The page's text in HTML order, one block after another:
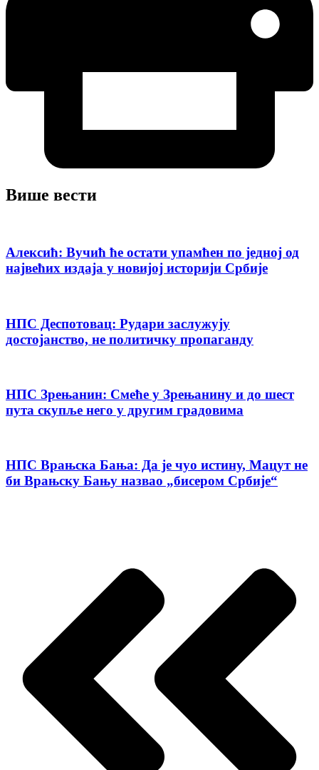
Више вести
Алексић: Вучић ће остати упамћен по једној од
највећих издаја у новијој историји Србије
НПС Деспотовац: Рудари заслужују
достојанство, не политичку пропаганду
НПС Зрењанин: Смеће у Зрењанину и до шест
пута скупље него у другим градовима
НПС Врањска Бања: Да је чуо истину, Мацут не
би Врањску Бању назвао „бисером Србије“